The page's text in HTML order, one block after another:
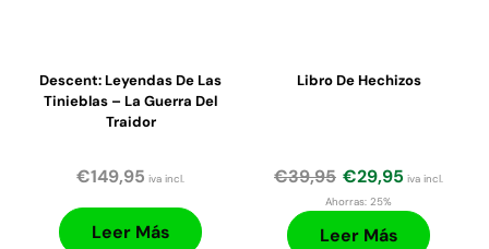
Descent: Leyendas De Las
Tinieblas – La Guerra Del
Traidor
€149,95 iva incl.
Leer Más
Libro De Hechizos
€39,95 €29,95 iva incl.
Ahorras: 25%
Leer Más